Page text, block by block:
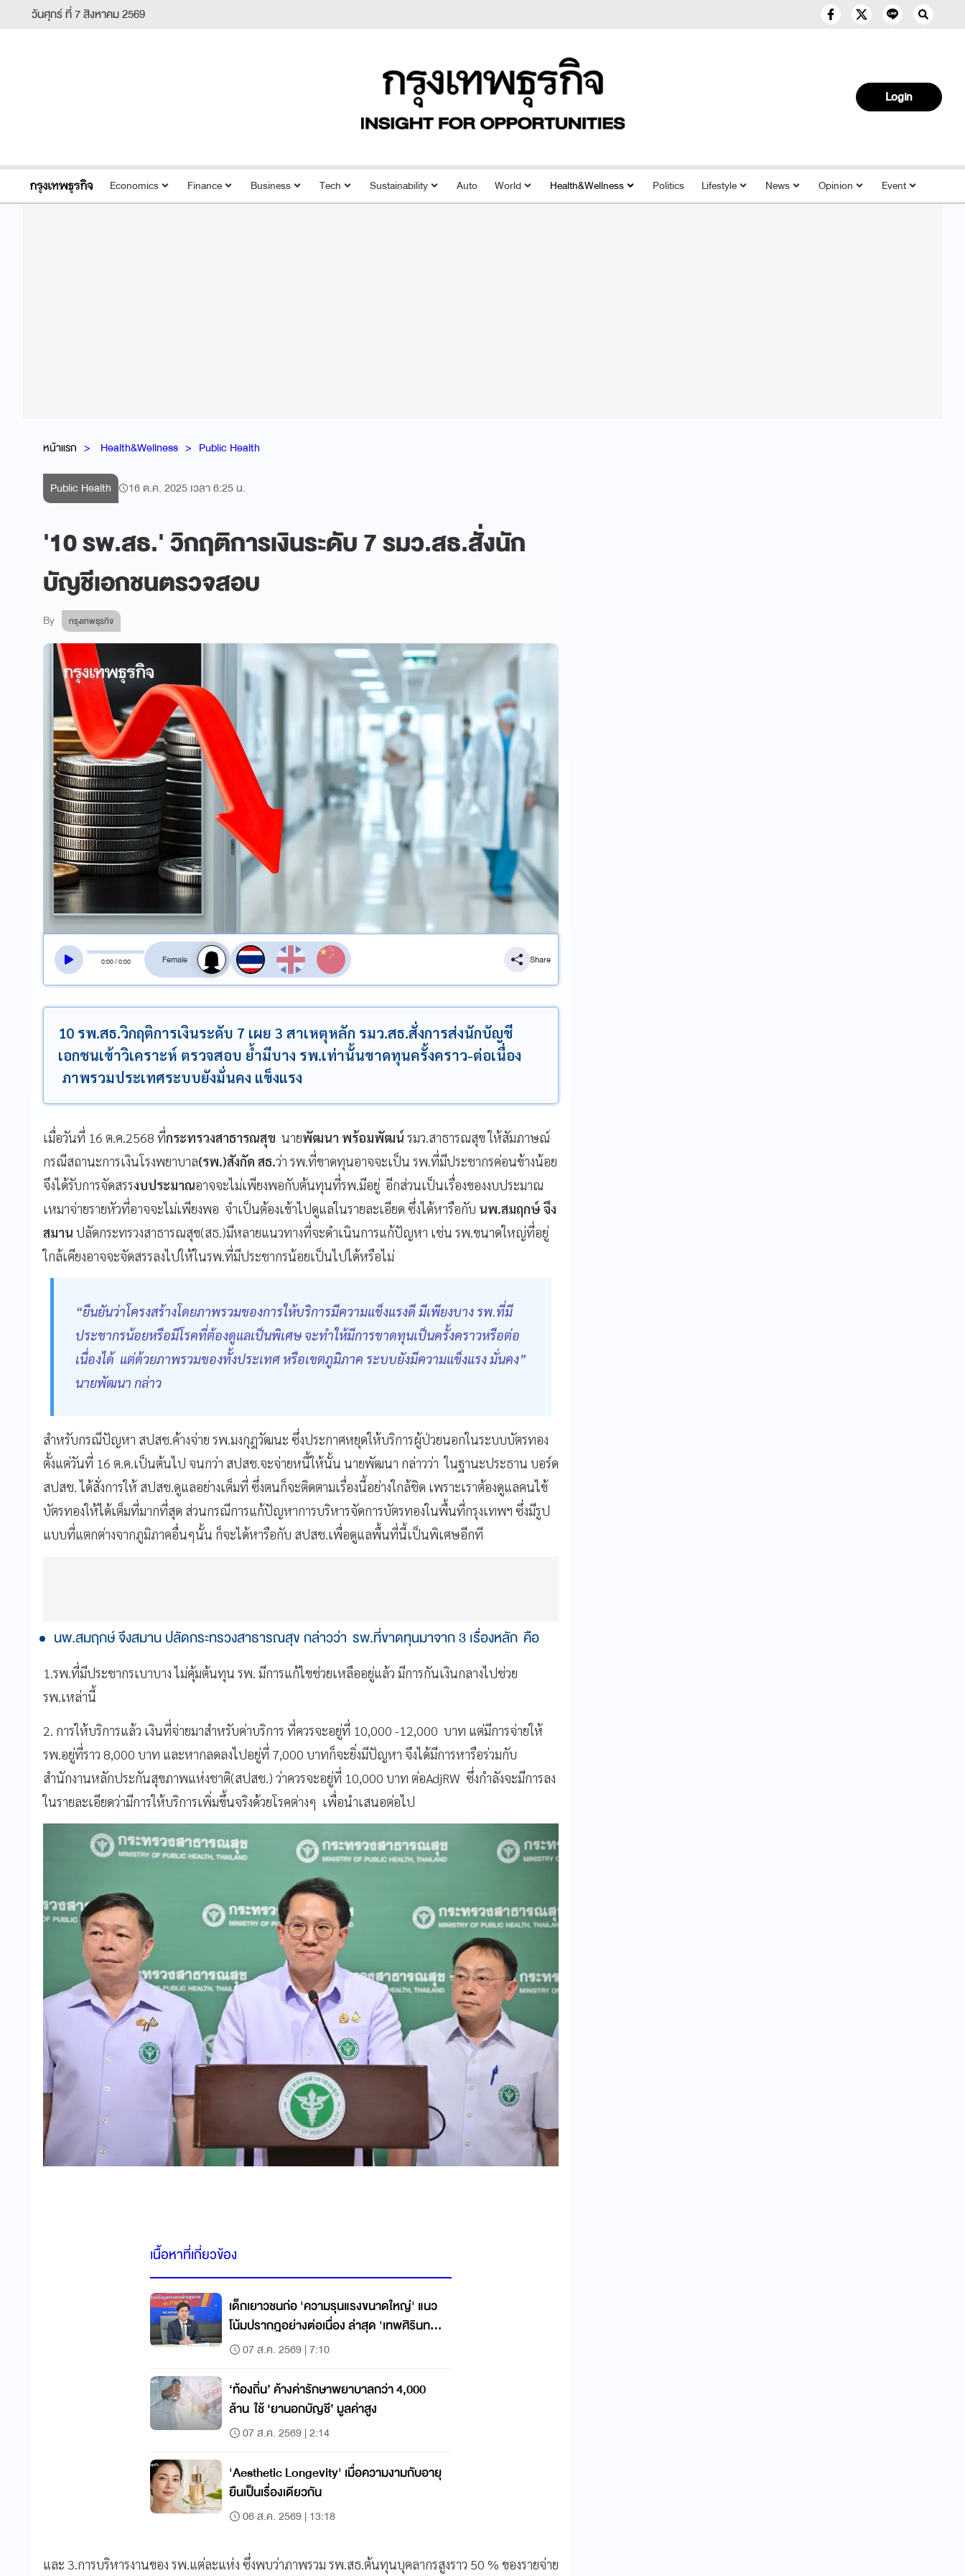
วันศุกร์ ที่ 7 สิงหาคม 2569
Login
Economics Finance Business Tech Sustainability Auto World Health&Wellness Politics Lifestyle News Opinion Event
หน้าแรก Health&Wellness Public Health
Public Health 16 ต.ค. 2025 เวลา 6:25 น.
'10 รพ.สธ.' วิกฤติการเงินระดับ 7 รมว.สธ.สั่งนัก
บัญชีเอกชนตรวจสอบ
By กรุงเทพธุรกิจ
0:00/0:00
สลับเสียงอ่าน
Share
10 รพ.สธ.วิกฤติการเงินระดับ 7 เผย 3 สาเหตุหลัก รมว.สธ.สั่งการส่งนักบัญชี
เอกชนเข้าวิเคราะห์ ตรวจสอบ ย้ำมีบาง รพ.เท่านั้นขาดทุนครั้งคราว-ต่อเนื่อง
ภาพรวมประเทศระบบยังมั่นคง แข็งแรง
เมื่อวันที่ 16 ต.ค.2568 ที่กระทรวงสาธารณสุข นายพัฒนา พร้อมพัฒน์ รมว.สาธารณสุข ให้สัมภาษณ์
กรณีสถานะการเงินโรงพยาบาล(รพ.)สังกัด สธ.ว่า รพ.ที่ขาดทุนอาจจะเป็น รพ.ที่มีประชากรค่อนข้างน้อย
จึงได้รับการจัดสรรงบประมาณอาจจะไม่เพียงพอกับต้นทุนที่รพ.มีอยู่ อีกส่วนเป็นเรื่องของงบประมาณ
เหมาจ่ายรายหัวที่อาจจะไม่เพียงพอ จำเป็นต้องเข้าไปดูแลในรายละเอียด ซึ่งได้หารือกับ นพ.สมฤกษ์ จึง
สมาน ปลัดกระทรวงสาธารณสุข(สธ.)มีหลายแนวทางที่จะดำเนินการแก้ปัญหา เช่น รพ.ขนาดใหญ่ที่อยู่
ใกล้เคียงอาจจะจัดสรรลงไปให้ในรพ.ที่มีประชากรน้อยเป็นไปได้หรือไม่
“ยืนยันว่าโครงสร้างโดยภาพรวมของการให้บริการมีความแข็งแรงดี มีเพียงบาง รพ.ที่มี
ประชากรน้อยหรือมีโรคที่ต้องดูแลเป็นพิเศษ จะทำให้มีการขาดทุนเป็นครั้งคราวหรือต่อ
เนื่องได้ แต่ด้วยภาพรวมของทั้งประเทศ หรือเขตภูมิภาค ระบบยังมีความแข็งแรง มั่นคง”
นายพัฒนา กล่าว
สำหรับกรณีปัญหา สปสช.ค้างจ่าย รพ.มงกุฎวัฒนะ ซึ่งประกาศหยุดให้บริการผู้ป่วยนอกในระบบบัตรทอง
ตั้งแต่วันที่ 16 ต.ค.เป็นต้นไป จนกว่า สปสช.จะจ่ายหนี้ให้นั้น นายพัฒนา กล่าวว่า ในฐานะประธาน บอร์ด
สปสช. ได้สั่งการให้ สปสช.ดูแลอย่างเต็มที่ ซึ่งตนก็จะติดตามเรื่องนี้อย่างใกล้ชิด เพราะเราต้องดูแลคนไข้
บัตรทองให้ได้เต็มที่มากที่สุด ส่วนกรณีการแก้ปัญหาการบริหารจัดการบัตรทองในพื้นที่กรุงเทพฯ ซึ่งมีรูป
แบบที่แตกต่างจากภูมิภาคอื่นๆนั้น ก็จะได้หารือกับ สปสช.เพื่อดูแลพื้นที่นี้เป็นพิเศษอีกที
นพ.สมฤกษ์ จึงสมาน ปลัดกระทรวงสาธารณสุข กล่าวว่า รพ.ที่ขาดทุนมาจาก 3 เรื่องหลัก คือ
1.รพ.ที่มีประชากรเบาบาง ไม่คุ้มต้นทุน รพ. มีการแก้ไขช่วยเหลืออยู่แล้ว มีการกันเงินกลางไปช่วย
รพ.เหล่านี้
2. การให้บริการแล้ว เงินที่จ่ายมาสำหรับค่าบริการ ที่ควรจะอยู่ที่ 10,000 -12,000 บาท แต่มีการจ่ายให้
รพ.อยู่ที่ราว 8,000 บาท และหากลดลงไปอยู่ที่ 7,000 บาทก็จะยิ่งมีปัญหา จึงได้มีการหารือร่วมกับ
สำนักงานหลักประกันสุขภาพแห่งชาติ(สปสช.) ว่าควรจะอยู่ที่ 10,000 บาท ต่อAdjRW ซึ่งกำลังจะมีการลง
ในรายละเอียดว่ามีการให้บริการเพิ่มขึ้นจริงด้วยโรคต่างๆ เพื่อนำเสนอต่อไป
เนื้อหาที่เกี่ยวข้อง
เด็กเยาวชนก่อ 'ความรุนแรงขนาดใหญ่' แนว
โน้มปรากฎอย่างต่อเนื่อง ล่่าสุด 'เทพศิรินทร์
นนทบุรี'
07 ส.ค. 2569 | 7:10
‘ท้องถิ่น’ ค้างค่ารักษาพยาบาลกว่า 4,000
ล้าน ใช้ ‘ยานอกบัญชี’ มูลค่าสูง
07 ส.ค. 2569 | 2:14
'Aesthetic Longevity' เมื่อความงามกับอายุ
ยืนเป็นเรื่องเดียวกัน
06 ส.ค. 2569 | 13:18
และ 3.การบริหารงานของ รพ.แต่ละแห่ง ซึ่งพบว่าภาพรวม รพ.สธ.ต้นทุนบุคลากรสูงราว 50 % ของรายจ่าย